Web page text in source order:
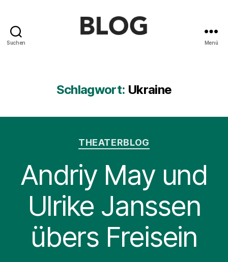
Suchen
Staatstheaters
Menü
Schlagwort: Ukraine
Kategorien
THEATERBLOG
Andriy May und
Ulrike Janssen
übers Freisein